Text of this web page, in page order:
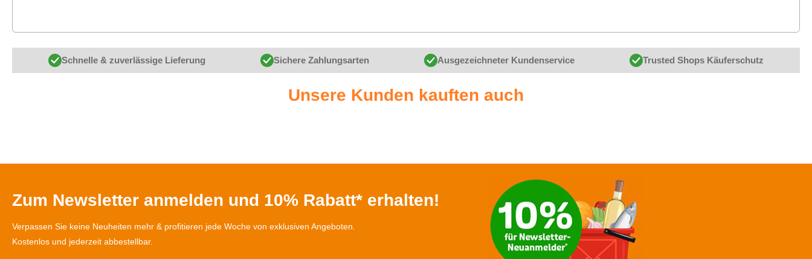
Schnelle & zuverlässige Lieferung Sichere Zahlungsarten Ausgezeichneter Kundenservice Trusted Shops Käuferschutz
Unsere Kunden kauften auch
Zum Newsletter anmelden und 10% Rabatt* erhalten!
Verpassen Sie keine Neuheiten mehr & profitieren jede Woche von exklusiven Angeboten.
Kostenlos und jederzeit abbestellbar.